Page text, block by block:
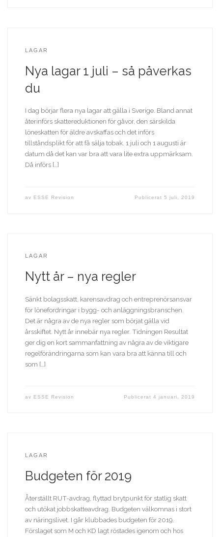
LAGAR
Nya lagar 1 juli – så påverkas
du
I dag börjar flera nya lagar att gälla i Sverige. Bland annat
återinförs skattereduktionen för gåvor, den särskilda
löneskatten för äldre avskaffas och det införs
tillståndsplikt för att få sälja tobak. 1 juli och 1 augusti är
datum då det kan var bra att vara lite extra uppmärksam.
Då införs […]
av ESSE Revision Publicerat5 juli, 2019
LAGAR
Nytt år – nya regler
Sänkt bolagsskatt, karensavdrag och entreprenörsansvar
för lönefordringar i bygg- och anläggningsbranschen.
Det är några av de nya regler som börjat gälla vid
årsskiftet. Nytt år innebär nya regler. Tidningen Resultat
ger dig en kort sammanfattning av några av de viktigare
regelförändringarna som kan vara bra att känna till och
som […]
av ESSE Revision Publicerat4 januari, 2019
LAGAR
Budgeten för 2019
Återställt RUT-avdrag, flyttad brytpunkt för statlig skatt
och utökat jobbskatteavdrag. Budgeten välkomnas i stort
av näringslivet. I går klubbades budgeten för 2019.
Förslaget som M och KD lagt röstades igenom och hos